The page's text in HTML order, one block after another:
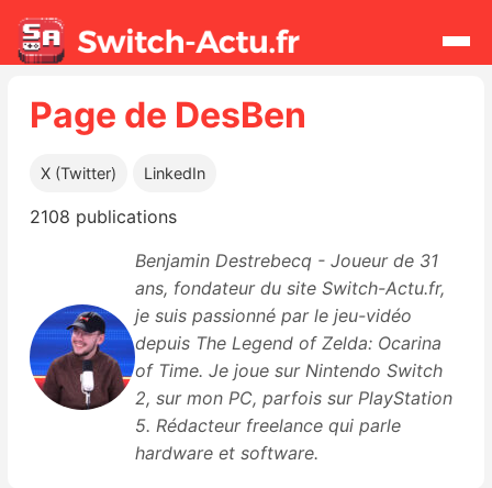
Hardware
Mises à jour
Chiffres de ventes
Page de DesBen
X (Twitter) LinkedIn
2108 publications
Benjamin Destrebecq - Joueur de 31
ans, fondateur du site Switch-Actu.fr,
je suis passionné par le jeu-vidéo
depuis The Legend of Zelda: Ocarina
of Time. Je joue sur Nintendo Switch
2, sur mon PC, parfois sur PlayStation
5. Rédacteur freelance qui parle
hardware et software.